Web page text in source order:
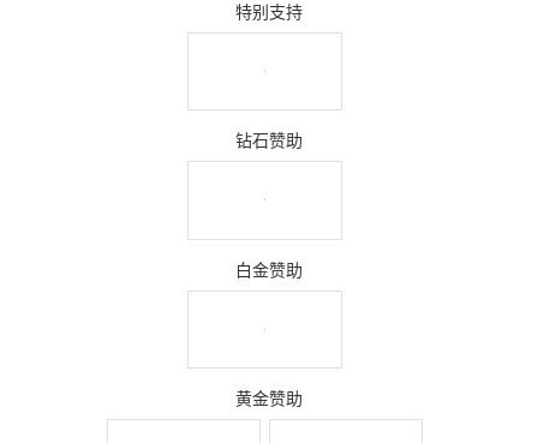
特别支持
钻石赞助
白金赞助
黄金赞助